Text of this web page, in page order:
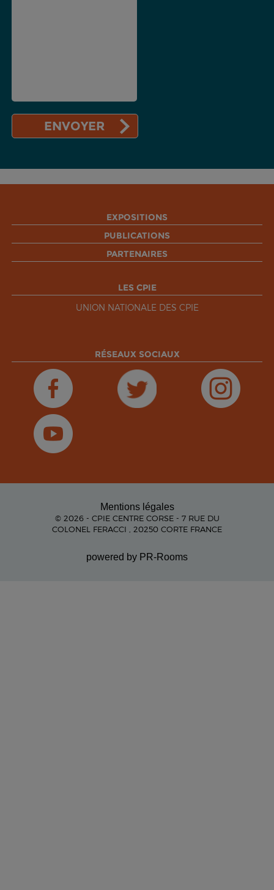
EXPOSITIONS
PUBLICATIONS
PARTENAIRES
LES CPIE
UNION NATIONALE DES CPIE
RÉSEAUX SOCIAUX
Mentions légales
© 2026 - CPIE CENTRE CORSE - 7 RUE DU
COLONEL FERACCI , 20250 CORTE FRANCE
powered by PR-Rooms